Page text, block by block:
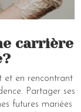
carrière
et en rencontrant
Partager ses
futures mariées